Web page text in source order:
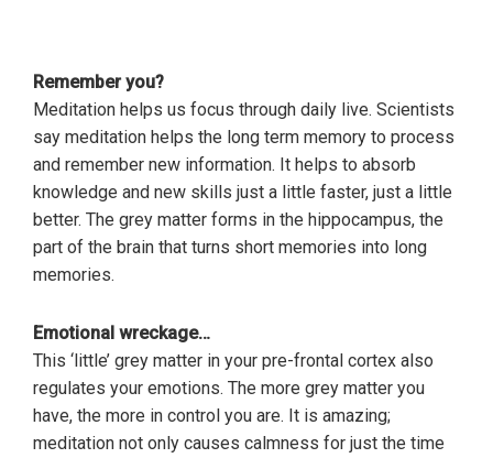
Remember you?
Meditation helps us focus through daily live. Scientists
say meditation helps the long term memory to process
and remember new information. It helps to absorb
knowledge and new skills just a little faster, just a little
better. The grey matter forms in the hippocampus, the
part of the brain that turns short memories into long
memories.
Emotional wreckage…
This ‘little’ grey matter in your pre-frontal cortex also
regulates your emotions. The more grey matter you
have, the more in control you are. It is amazing;
meditation not only causes calmness for just the time